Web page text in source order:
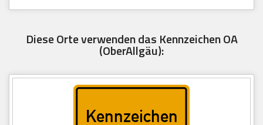
Diese Orte verwenden das Kennzeichen OA
(OberAllgäu):